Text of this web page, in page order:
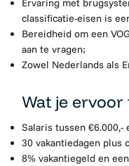
Ervaring met
classificatie-eisen is
Bereidheid om een
aan te vragen;
Zowel Nederlands als
Wat je
Salaris tussen €6.000,-
30 vakantiedagen plus
8% vakantiegeld en